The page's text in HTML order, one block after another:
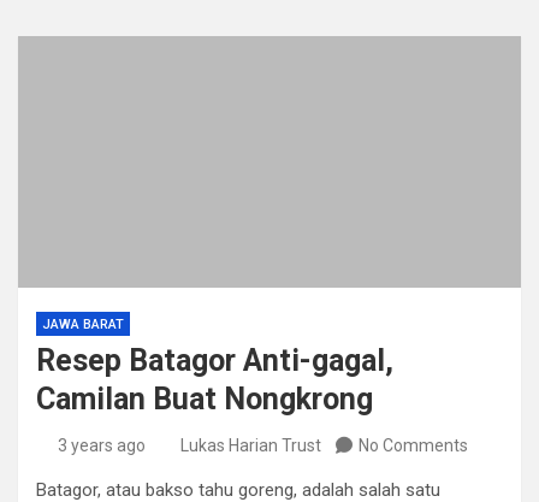
JAWA BARAT
Resep Batagor Anti-gagal,
Camilan Buat Nongkrong
3 years ago Lukas Harian Trust No Comments
Batagor, atau bakso tahu goreng, adalah salah satu